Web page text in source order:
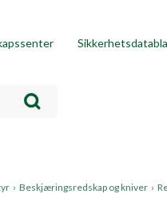
› Beskjæringsredskap og kniver ›